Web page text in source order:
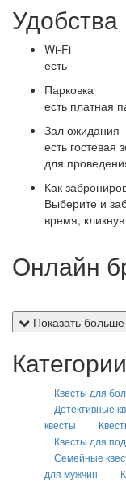
Удобства
Wi-Fi
есть
Парковка
есть платная
Зал ожидания
есть гостевая
для
Как
Выберите и
время,
Онлайн
Показать
Категории
Квесты для
Детективные
квесты
Квесты для
Семейные
для мужчин